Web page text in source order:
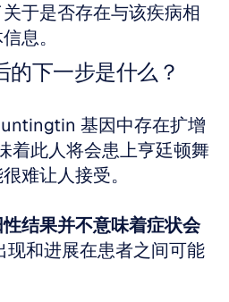
于是否存在与该疾病相
息。
的下一步是什么？
基因中存在扩增
着此人将会患上亨廷顿舞
难让人接受。
结果并不意味着症状会
现和进展在患者之间可能